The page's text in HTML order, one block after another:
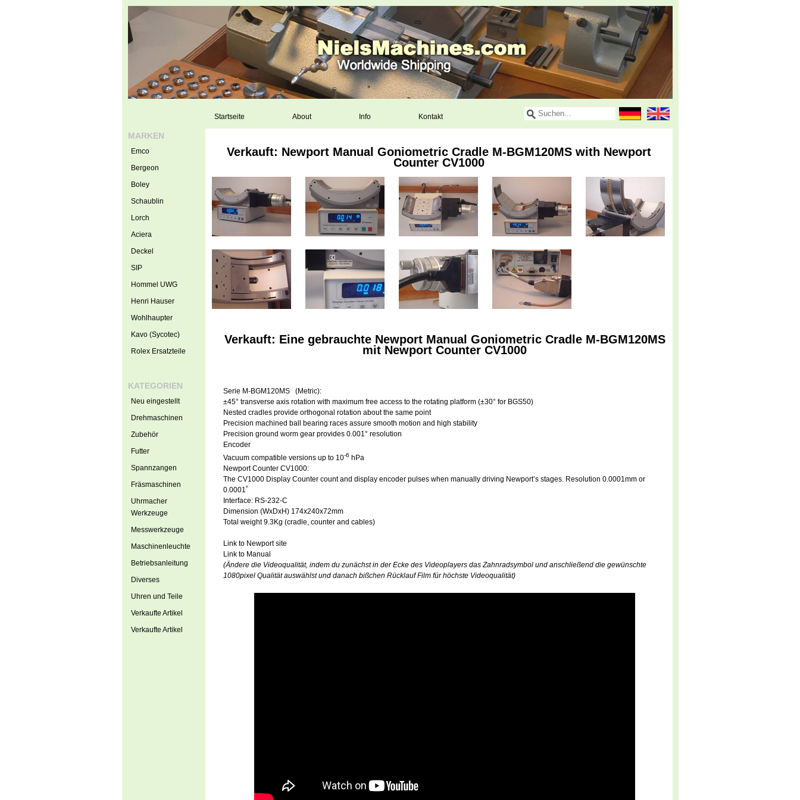
Startseite About Info Kontakt
Verkauft: Newport Manual Goniometric Cradle M-BGM120MS with Newport
Counter CV1000
Verkauft: Eine gebrauchte Newport Manual Goniometric Cradle M-BGM120MS
mit Newport Counter CV1000
Serie M-BGM120MS (Metric):
±45° transverse axis rotation with maximum free access to the rotating platform (±30° for BGS50)
Nested cradles provide orthogonal rotation about the same point
Precision machined ball bearing races assure smooth motion and high stability
Precision ground worm gear provides 0.001° resolution
Encoder
Vacuum compatible versions up to 10-6 hPa
Newport Counter CV1000:
The CV1000 Display Counter count and display encoder pulses when manually driving Newport’s stages. Resolution 0.0001mm or
0.0001˚
Interface: RS-232-C
Dimension (WxDxH) 174x240x72mm
Total weight 9.3Kg (cradle, counter and cables)
Link to Newport site
Link to Manual
(Ändere die Videoqualität, indem du zunächst in der Ecke des Videoplayers das Zahnradsymbol und anschließend die gewünschte
1080pixel Qualität auswählst und danach bißchen Rücklauf Film für höchste Videoqualität)
MARKEN
Emco
Bergeon
Boley
Schaublin
Lorch
Aciera
Deckel
SIP
Hommel UWG
Henri Hauser
Wohlhaupter
Kavo (Sycotec)
Rolex Ersatzteile
KATEGORIEN
Neu eingestellt
Drehmaschinen
Zubehör
Futter
Spannzangen
Fräsmaschinen
Uhrmacher
Werkzeuge
Messwerkzeuge
Maschinenleuchte
Betriebsanleitung
Diverses
Uhren und Teile
Verkaufte Artikel
Verkaufte Artikel